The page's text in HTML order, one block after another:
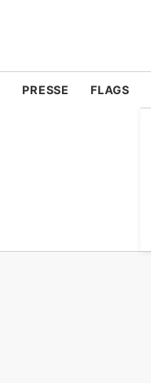
PRESSE FLAGS